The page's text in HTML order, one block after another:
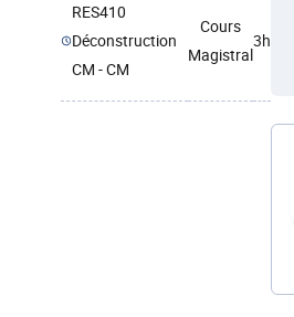
RES410
Déconstruction
CM - CM
Cours
Magistral
3h